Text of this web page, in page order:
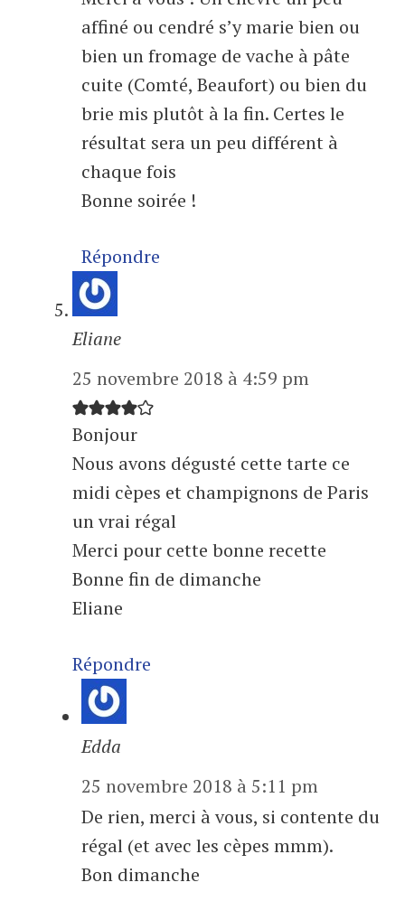
affiné ou cendré s’y marie bien ou
bien un fromage de vache à pâte
cuite (Comté, Beaufort) ou bien du
brie mis plutôt à la fin. Certes le
résultat sera un peu différent à
chaque fois
Bonne soirée !
Répondre
Eliane
25 novembre 2018 à 4:59 pm
Bonjour
Nous avons dégusté cette tarte ce
midi cèpes et champignons de Paris
un vrai régal
Merci pour cette bonne recette
Bonne fin de dimanche
Eliane
Répondre
Edda
25 novembre 2018 à 5:11 pm
De rien, merci à vous, si contente du
régal (et avec les cèpes mmm).
Bon dimanche